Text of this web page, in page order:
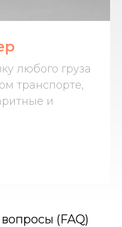
любого груза
транспорте,
и
(FAQ)